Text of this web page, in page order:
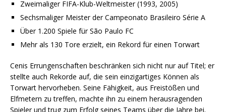
Zweimaliger FIFA-Klub-Weltmeister (1993, 2005)
Sechsmaliger Meister der Campeonato Brasileiro Série A
Über 1.200 Spiele für São Paulo FC
Mehr als 130 Tore erzielt, ein Rekord für einen Torwart
Cenis Errungenschaften beschränken sich nicht nur auf Titel; er
stellte auch Rekorde auf, die sein einzigartiges Können als
Torwart hervorheben. Seine Fähigkeit, aus Freistößen und
Elfmetern zu treffen, machte ihn zu einem herausragenden
Spieler und trug zum Erfolg seines Teams über die Jahre bei.